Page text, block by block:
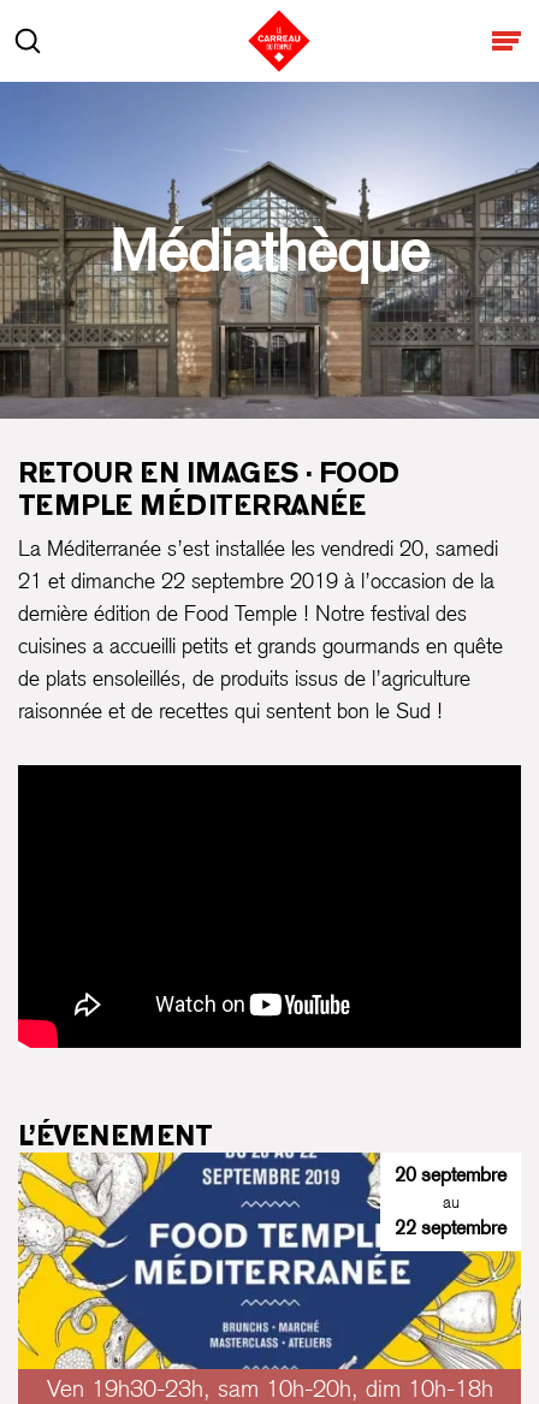
Rechercher
Médiathèque
RETOUR EN IMAGES · FOOD
TEMPLE MÉDITERRANÉE
La Méditerranée s’est installée les vendredi 20, samedi
21 et dimanche 22 septembre 2019 à l’occasion de la
dernière édition de Food Temple ! Notre festival des
cuisines a accueilli petits et grands gourmands en quête
de plats ensoleillés, de produits issus de l’agriculture
raisonnée et de recettes qui sentent bon le Sud !
L’ÉVENEMENT
20 septembre
au
22 septembre
Ven 19h30-23h, sam 10h-20h, dim 10h-18h